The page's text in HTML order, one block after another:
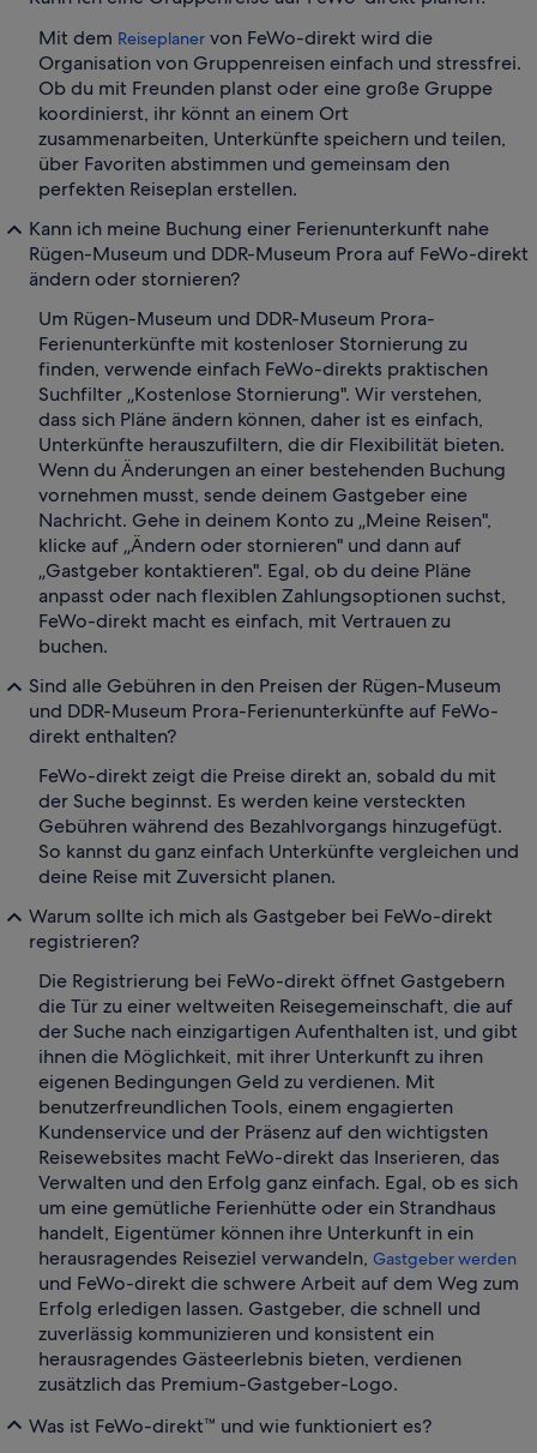
Mit dem Reiseplaner von FeWo-direkt wird die
Organisation von Gruppenreisen einfach und stressfrei.
Ob du mit Freunden planst oder eine große Gruppe
koordinierst, ihr könnt an einem Ort
zusammenarbeiten, Unterkünfte speichern und teilen,
über Favoriten abstimmen und gemeinsam den
perfekten Reiseplan erstellen.
Kann ich meine Buchung einer Ferienunterkunft nahe
Rügen-Museum und DDR-Museum Prora auf FeWo-direkt
ändern oder stornieren?
Um Rügen-Museum und DDR-Museum Prora-
Ferienunterkünfte mit kostenloser Stornierung zu
finden, verwende einfach FeWo-direkts praktischen
Suchfilter „Kostenlose Stornierung". Wir verstehen,
dass sich Pläne ändern können, daher ist es einfach,
Unterkünfte herauszufiltern, die dir Flexibilität bieten.
Wenn du Änderungen an einer bestehenden Buchung
vornehmen musst, sende deinem Gastgeber eine
Nachricht. Gehe in deinem Konto zu „Meine Reisen",
klicke auf „Ändern oder stornieren" und dann auf
„Gastgeber kontaktieren". Egal, ob du deine Pläne
anpasst oder nach flexiblen Zahlungsoptionen suchst,
FeWo-direkt macht es einfach, mit Vertrauen zu
buchen.
Sind alle Gebühren in den Preisen der Rügen-Museum
und DDR-Museum Prora-Ferienunterkünfte auf FeWo-
direkt enthalten?
FeWo-direkt zeigt die Preise direkt an, sobald du mit
der Suche beginnst. Es werden keine versteckten
Gebühren während des Bezahlvorgangs hinzugefügt.
So kannst du ganz einfach Unterkünfte vergleichen und
deine Reise mit Zuversicht planen.
Warum sollte ich mich als Gastgeber bei FeWo-direkt
registrieren?
Die Registrierung bei FeWo-direkt öffnet Gastgebern
die Tür zu einer weltweiten Reisegemeinschaft, die auf
der Suche nach einzigartigen Aufenthalten ist, und gibt
ihnen die Möglichkeit, mit ihrer Unterkunft zu ihren
eigenen Bedingungen Geld zu verdienen. Mit
benutzerfreundlichen Tools, einem engagierten
Kundenservice und der Präsenz auf den wichtigsten
Reisewebsites macht FeWo-direkt das Inserieren, das
Verwalten und den Erfolg ganz einfach. Egal, ob es sich
um eine gemütliche Ferienhütte oder ein Strandhaus
handelt, Eigentümer können ihre Unterkunft in ein
herausragendes Reiseziel verwandeln, Gastgeber werden
und FeWo-direkt die schwere Arbeit auf dem Weg zum
Erfolg erledigen lassen. Gastgeber, die schnell und
zuverlässig kommunizieren und konsistent ein
herausragendes Gästeerlebnis bieten, verdienen
zusätzlich das Premium-Gastgeber-Logo.
Was ist FeWo-direkt™ und wie funktioniert es?